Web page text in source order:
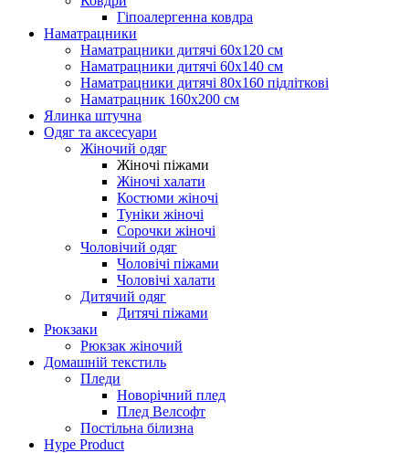
Гіпоалергенна ковдра
Наматрацники
Наматрацники дитячі 60х120 см
Наматрацники дитячі 60х140 см
Наматрацники дитячі 80х160 підліткові
Наматрацник 160х200 см
Ялинка штучна
Одяг та аксесуари
Жіночий одяг
Жіночі піжами
Жіночі халати
Костюми жіночі
Туніки жіночі
Сорочки жіночі
Чоловічий одяг
Чоловічі піжами
Чоловічі халати
Дитячий одяг
Дитячі піжами
Рюкзаки
Рюкзак жіночий
Домашній текстиль
Пледи
Новорічний плед
Плед Велсофт
Постільна білизна
Hype Product